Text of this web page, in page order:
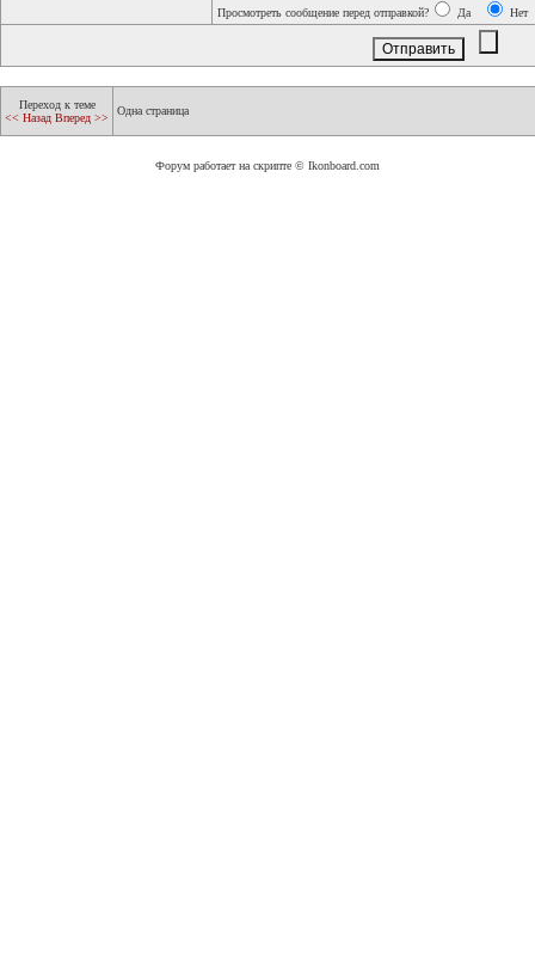
Просмотреть сообщение перед отправкой?
Да Нет
Переход к теме
<< Назад Вперед >>
Одна страница
Форум работает на скрипте © Ikonboard.com